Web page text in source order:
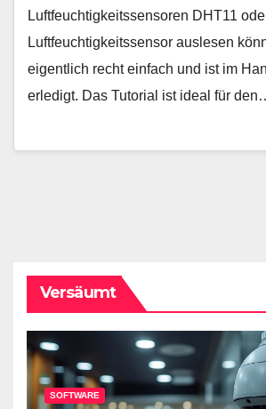
Luftfeuchtigkeitssensoren DHT11
Luftfeuchtigkeitssensor auslesen
eigentlich recht einfach und ist im
erledigt. Das Tutorial ist ideal für
Versäumt
SOFTWARE